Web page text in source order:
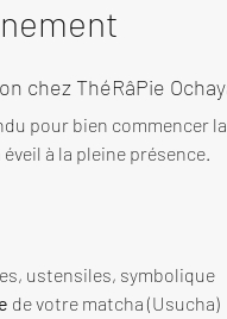
chez ThéRâPie
pour bien commencer
à la pleine présence.
ustensiles, symbolique
de votre matcha (Usucha)